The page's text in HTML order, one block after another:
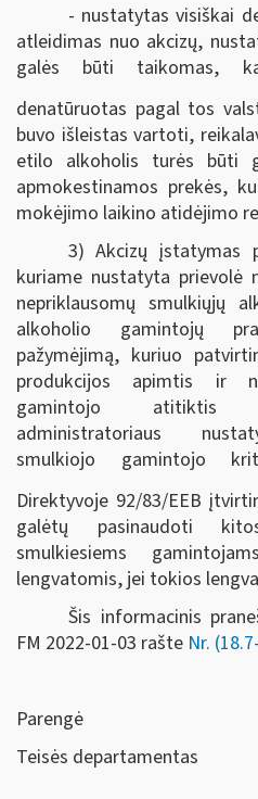
- nustatytas visiškai
atleidimas nuo akcizų,
galės būti taikomas,
denatūruotas pagal tos
buvo išleistas vartoti,
etilo alkoholis turės būti
apmokestinamos prekės,
mokėjimo laikino atidėjimo
3) Akcizų įstatymas
kuriame nustatyta prievolė
nepriklausomų smulkiųjų
alkoholio gamintojų
pažymėjimą, kuriuo
produkcijos apimtis ir
gamintojo atitiktis
administratoriaus
smulkiojo gamintojo
Direktyvoje 92/83/EEB
galėtų pasinaudoti
smulkiesiems
lengvatomis, jei tokios
Šis informacinis
FM 2022-01-03 rašte Nr.
Parengė
Teisės departamentas